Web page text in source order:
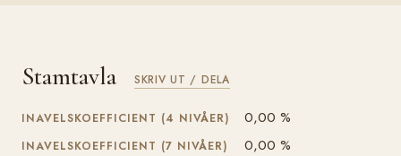
Stamtavla SKRIV UT / DELA
INAVELSKOEFFICIENT (4 NIVÅER) 0,00 %
INAVELSKOEFFICIENT (7 NIVÅER) 0,00 %